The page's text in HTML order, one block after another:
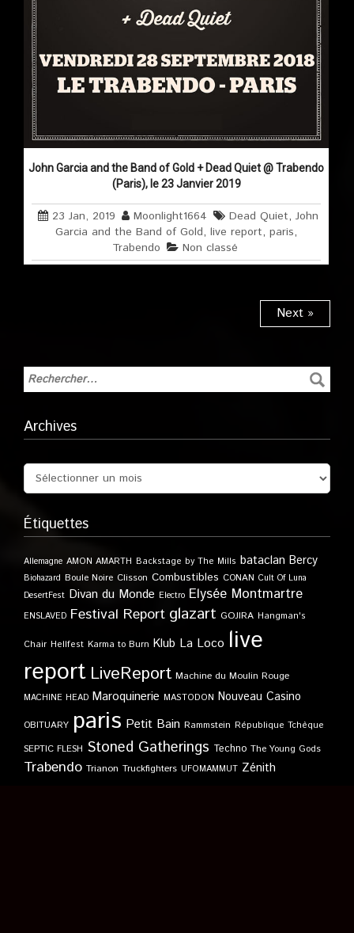
John Garcia and the Band of Gold + Dead Quiet @ Trabendo
(Paris), le 23 Janvier 2019
23 Jan, 2019 Moonlight1664 Dead Quiet, John
Garcia and the Band of Gold,live report,paris,
Trabendo
Non classé
Next »
Archives
Étiquettes
Allemagne AMON AMARTH Backstage by The Mills bataclan Bercy
Biohazard Boule Noire Clisson Combustibles CONAN Cult Of Luna
DesertFest Divan du Monde Electro Elysée Montmartre
ENSLAVED Festival Report glazart GOJIRA Hangman's
Chair Hellfest Karma to Burn Klub La Loco live
report LiveReport Machine du Moulin Rouge
MACHINE HEAD Maroquinerie MASTODON Nouveau Casino
OBITUARY paris Petit Bain Rammstein République Tchèque
SEPTIC FLESH Stoned Gatherings Techno The Young Gods
Trabendo Trianon Truckfighters UFOMAMMUT Zénith